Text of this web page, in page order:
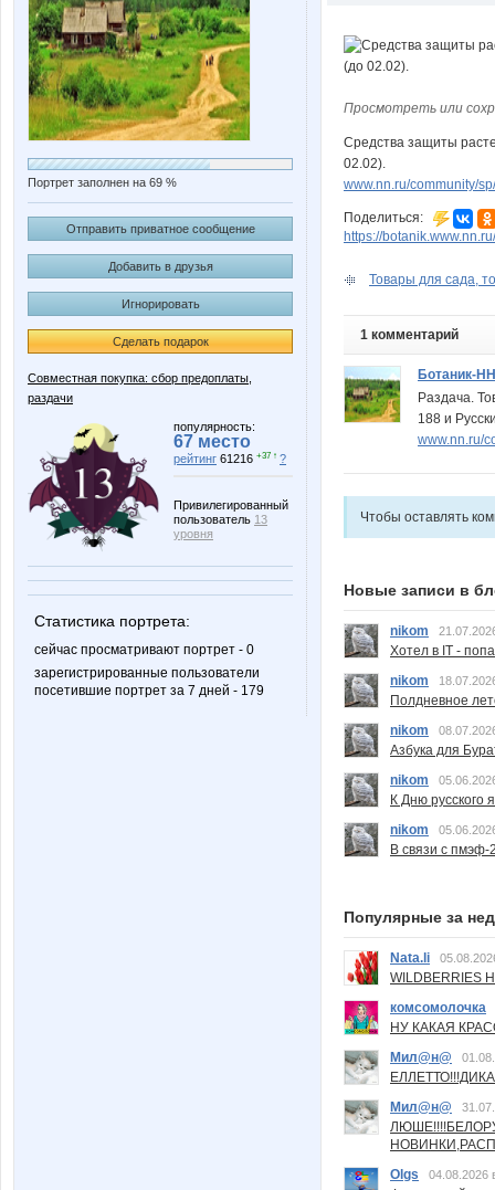
Портрет заполнен на 69 %
Отправить приватное сообщение
Добавить в друзья
Игнорировать
Сделать подарок
Совместная покупка: сбор предоплаты,
раздачи
популярность:
67 место
рейтинг 61216 +37 ↑ ?
Привилегированный
пользователь 13
уровня
Статистика портрета:
сейчас просматривают портрет - 0
зарегистрированные пользователи
посетившие портрет за 7 дней - 179
Просмотреть или
Средства защиты
02.02).
www.nn.ru/community/
Поделиться:
https://botanik.www.nn.ru/
Товары для сада,
1 комментарий
Ботаник-НН
Раздача.
188 и
www.nn.ru/
Чтобы оставлять
Новые записи в
nikom
Хотел в IT -
nikom
Полдневное
nikom
Азбука для
nikom
К Дню русского
nikom
В связи с пмэф-
Популярные за
Nata.li
комсомолочка
НУ КАКАЯ
Мил@н@
Мил@н@
Olgs
04.08.2026